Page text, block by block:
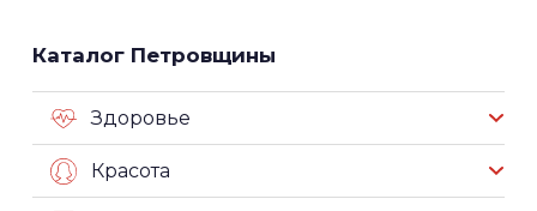
Каталог Петровщины
Здоровье
Красота